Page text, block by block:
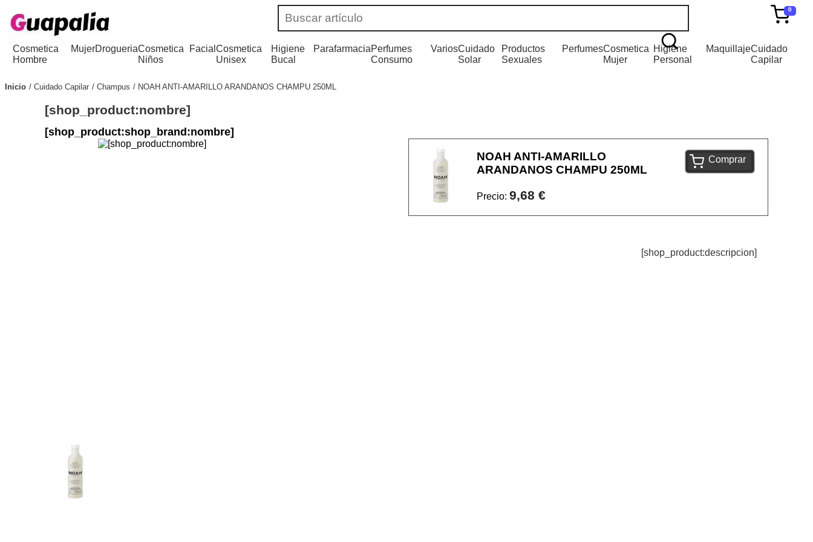
0
Cosmetica
Hombre
MujerDrogueriaCosmetica
Niños
FacialCosmetica
Unisex
Higiene
Bucal
ParafarmaciaPerfumes
Consumo
VariosCuidado
Solar
Productos
Sexuales
PerfumesCosmetica
Mujer
Higiene
Personal
MaquillajeCuidado
Capilar
Inicio Cuidado Capilar Champus NOAH ANTI-AMARILLO ARANDANOS CHAMPU 250ML
[shop_product:nombre]
[shop_product:shop_brand:nombre]
NOAH ANTI-AMARILLO
ARANDANOS CHAMPU 250ML
Precio: 9,68 €
Comprar
[shop_product:descripcion]